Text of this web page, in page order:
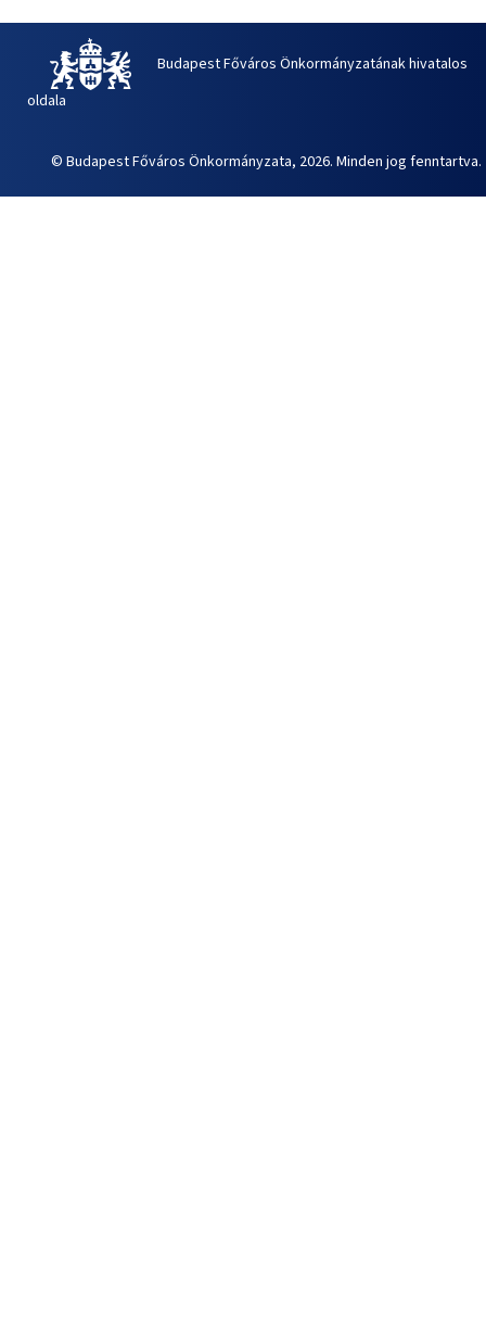
Budapest Főváros Önkormányzatának hivatalos
oldala
© Budapest Főváros Önkormányzata, 2026. Minden jog fenntartva.